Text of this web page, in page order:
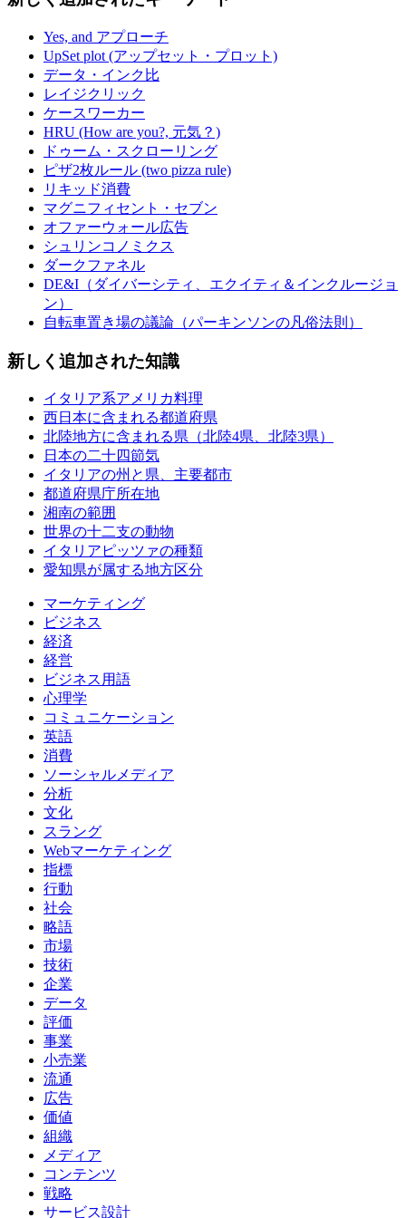
Yes, and アプローチ
UpSet plot (アップセット・プロット)
データ・インク比
レイジクリック
ケースワーカー
HRU (How are you?, 元気？)
ドゥーム・スクローリング
ピザ2枚ルール (two pizza rule)
リキッド消費
マグニフィセント・セブン
オファーウォール広告
シュリンコノミクス
ダークファネル
DE&I（ダイバーシティ、エクイティ＆インクルージョ
ン）
自転車置き場の議論（パーキンソンの凡俗法則）
新しく追加された知識
イタリア系アメリカ料理
西日本に含まれる都道府県
北陸地方に含まれる県（北陸4県、北陸3県）
日本の二十四節気
イタリアの州と県、主要都市
都道府県庁所在地
湘南の範囲
世界の十二支の動物
イタリアピッツァの種類
愛知県が属する地方区分
マーケティング
ビジネス
経済
経営
ビジネス用語
心理学
コミュニケーション
英語
消費
ソーシャルメディア
分析
文化
スラング
Webマーケティング
指標
行動
社会
略語
市場
技術
企業
データ
評価
事業
小売業
流通
広告
価値
組織
メディア
コンテンツ
戦略
サービス設計